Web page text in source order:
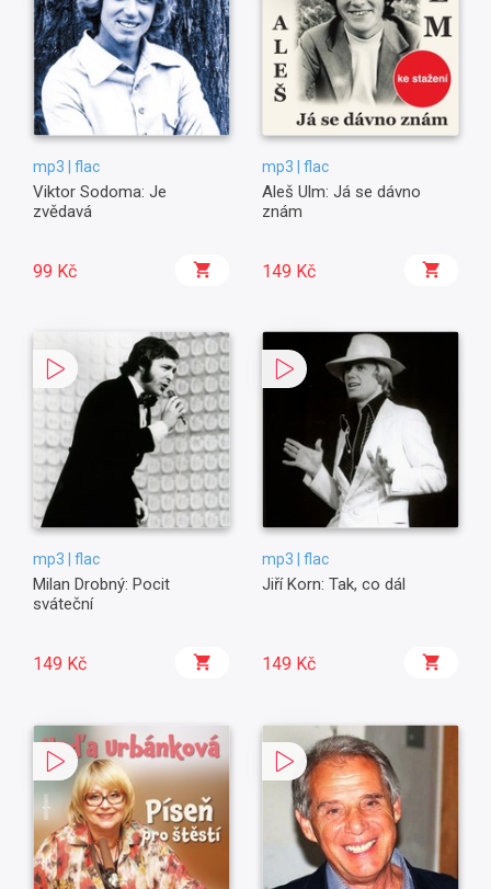
mp3 | flac
Viktor Sodoma: Je
zvědavá
99 Kč
mp3 | flac
Aleš Ulm: Já se dávno
znám
149 Kč
mp3 | flac
Milan Drobný: Pocit
sváteční
149 Kč
mp3 | flac
Jiří Korn: Tak, co dál
149 Kč